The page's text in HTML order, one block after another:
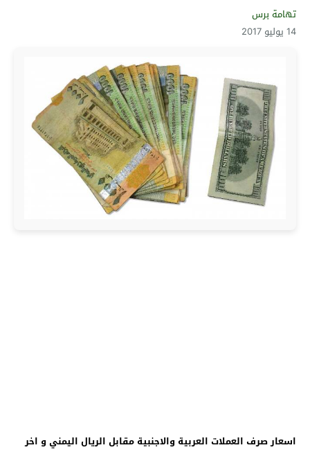
تهامة برس
14 يوليو 2017
اسعار صرف العملات العربية والاجنبية مقابل الريال اليمني و اخر